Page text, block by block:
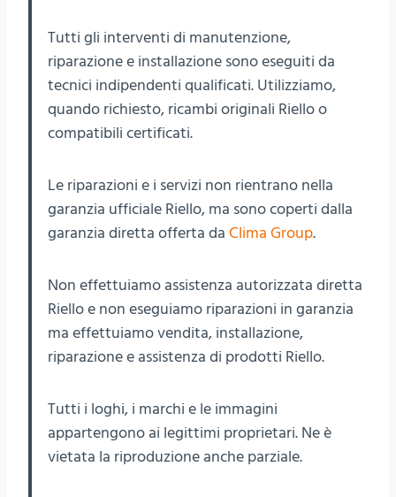
Tutti gli interventi di manutenzione,
riparazione e installazione sono eseguiti da
tecnici indipendenti qualificati. Utilizziamo,
quando richiesto, ricambi originali Riello o
compatibili certificati.
Le riparazioni e i servizi non rientrano nella
garanzia ufficiale Riello, ma sono coperti dalla
garanzia diretta offerta da Clima Group.
Non effettuiamo assistenza autorizzata diretta
Riello e non eseguiamo riparazioni in garanzia
ma effettuiamo vendita, installazione,
riparazione e assistenza di prodotti Riello.
Tutti i loghi, i marchi e le immagini
appartengono ai legittimi proprietari. Ne è
vietata la riproduzione anche parziale.